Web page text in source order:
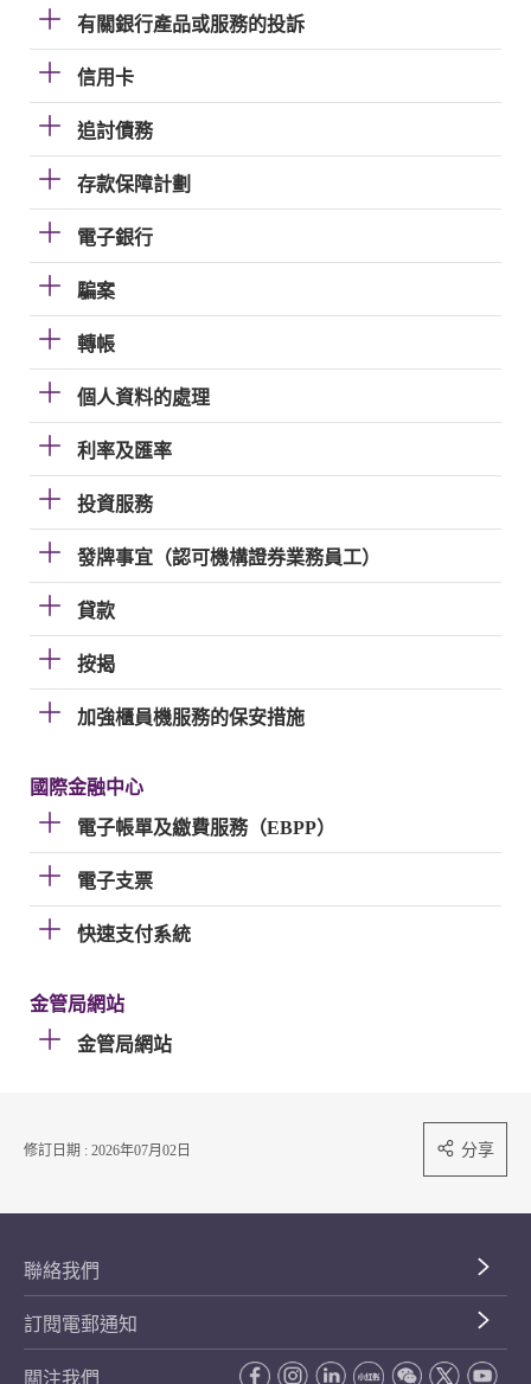
有關銀行產品或服務的投訴
信用卡
追討債務
存款保障計劃
電子銀行
騙案
轉帳
個人資料的處理
利率及匯率
投資服務
發牌事宜（認可機構證券業務員工）
貸款
按揭
加強櫃員機服務的保安措施
國際金融中心
電子帳單及繳費服務（EBPP）
電子支票
快速支付系統
金管局網站
金管局網站
修訂日期 : 2026年07月02日 分享
聯絡我們
訂閱電郵通知
關注我們